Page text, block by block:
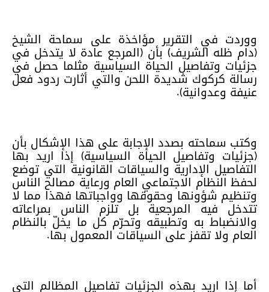
ووردت في التقرير مؤاخذة على سماحة الشيخ
(دام ظله الشريف) بأن (المرجع عادة لا يتدخل في
جزئيات وتفاصيل الحياة السياسية مثلما حصل في
رسالة كركوك شديدة اللحن والتي أثارت ردود فعل
عنيفة وعدوانية).
وكتب سماحته بصدد الإجابة على هذا الإشكال بأن
(جزئيات وتفاصيل الحياة السياسية) إذا اريد بها
التفاصيل الإدارية والسياقات القانونية التي توضع
لحفظ النظام الاجتماعي العام ورعاية مصالح الناس
وتنظيم شؤونها وحقوقها وواجباتها فهذا مما لا
تتدخل فيه المرجعية بل تلزم الناس بمراعاته
والانضباط به وتطبيقه وتحرّم كل ما يخلّ بالنظام
العام ولا تقفز على السياقات المعمول بها.
أما إذا اريد بهذه الجزئيات تفاصيل المظالم التي